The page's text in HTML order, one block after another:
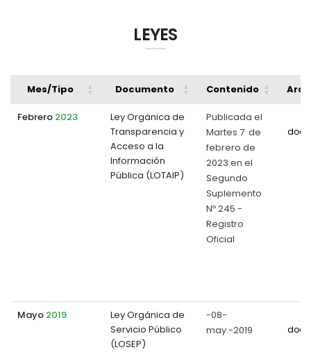
LEYES
Mes/Tipo Documento Contenido
Febrero 2023
Ley Orgánica de
Transparencia y
Acceso a la
Información
Pública (LOTAIP)
Publicada el
Martes 7 de
febrero de
2023 en el
Segundo
Suplemento
Nº 245 -
Registro
Oficial
Mayo 2019
Ley Orgánica de
Servicio Público
(LOSEP)
-08-
may.-2019